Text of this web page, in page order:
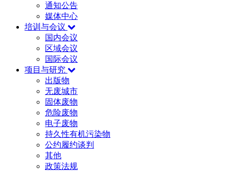
通知公告
媒体中心
培训与会议
国内会议
区域会议
国际会议
项目与研究
出版物
无废城市
固体废物
危险废物
电子废物
持久性有机污染物
公约履约谈判
其他
政策法规